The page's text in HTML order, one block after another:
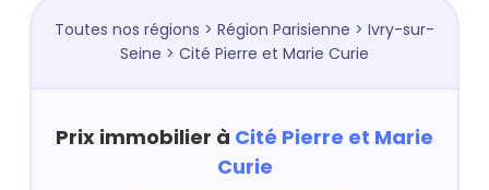
Toutes nos régions > Région Parisienne > Ivry-sur-
Seine > Cité Pierre et Marie Curie
Prix immobilier à Cité Pierre et Marie
Curie